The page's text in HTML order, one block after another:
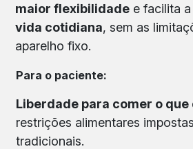
maior flexibilidade e facilita a
vida cotidiana, sem as
aparelho fixo.
Para o paciente:
Liberdade para comer o que
restrições alimentares
tradicionais.